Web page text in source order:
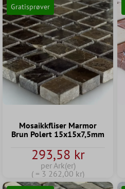
Gratisprøver
Mosaikkfliser Marmor
Brun Polert 15x15x7,5mm
293,58 kr
per Ark(er)
( = 3 262,00 kr)